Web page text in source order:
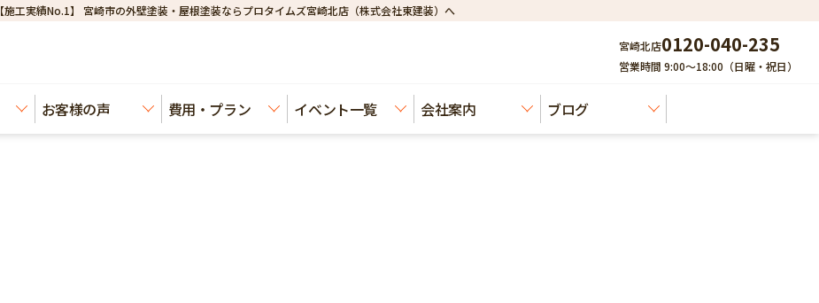
【施工実績No.1】 宮崎市の外壁塗装・屋根塗装ならプロタイムズ宮崎北店（株式会社東建装）へ
宮崎北店0120-040-235
営業時間 9:00～18:00（日曜・祝日）
お客様の声 費用・プラン イベント一覧 会社案内 ブログ